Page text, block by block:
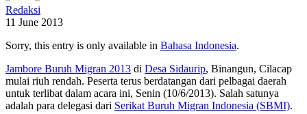
Redaksi
11 June 2013
Sorry, this entry is only available in Bahasa Indonesia.
Jambore Buruh Migran 2013 di Desa Sidaurip, Binangun, Cilacap
mulai riuh rendah. Peserta terus berdatangan dari pelbagai daerah
untuk terlibat dalam acara ini, Senin (10/6/2013). Salah satunya
adalah para delegasi dari Serikat Buruh Migran Indonesia (SBMI).